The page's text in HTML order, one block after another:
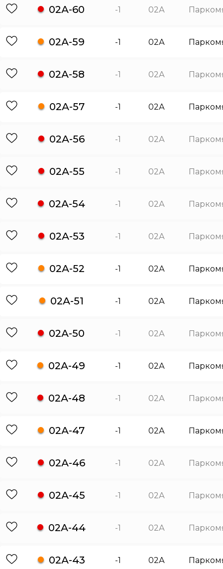
02А-60 -1 02А
02А-59 -1 02А
02А-58 -1 02А
02А-57 -1 02А
02А-56 -1 02А
02А-55 -1 02А
02А-54 -1 02А
02А-53 -1 02А
02А-52 -1 02А
02А-51 -1 02А
02А-50 -1 02А
02А-49 -1 02А
02А-48 -1 02А
02А-47 -1 02А
02А-46 -1 02А
02А-45 -1 02А
02А-44 -1 02А
02А-43 -1 02А